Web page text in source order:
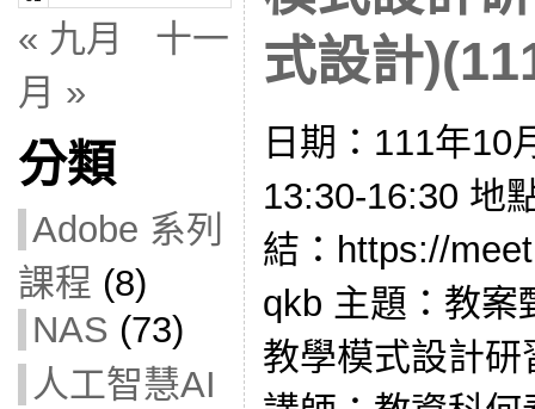
« 九月
十一
月 »
分類
Adobe 系列
課程 (8)
NAS (73)
人工智慧AI
式設計
日期：111年10
13:30-16:30 地
結：https://
qkb 主題：教案
教學模式設計